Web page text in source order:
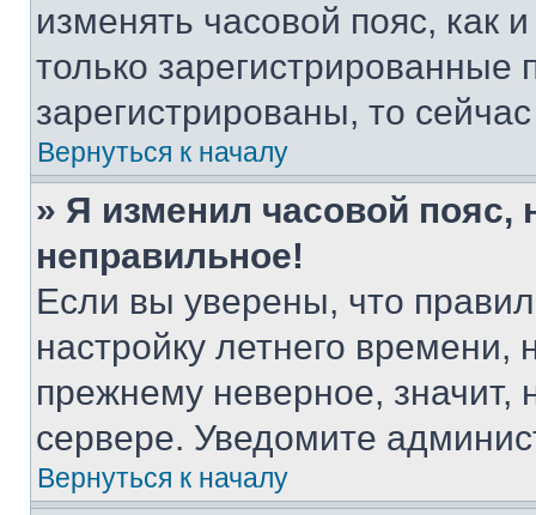
изменять часовой пояс, как
только
зарегистрированы, то
Вернуться к началу
» Я изменил часовой пояс,
неправильное!
Если вы уверены, что
настройку летнего
прежнему неверное, значит,
сервере. Уведомите
Вернуться к началу